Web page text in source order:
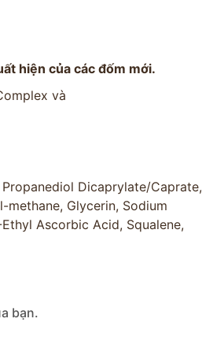
hiện của các đốm mới.
và
Dicaprylate/Caprate,
Glycerin, Sodium
Ascorbic Acid, Squalene,
bạn.